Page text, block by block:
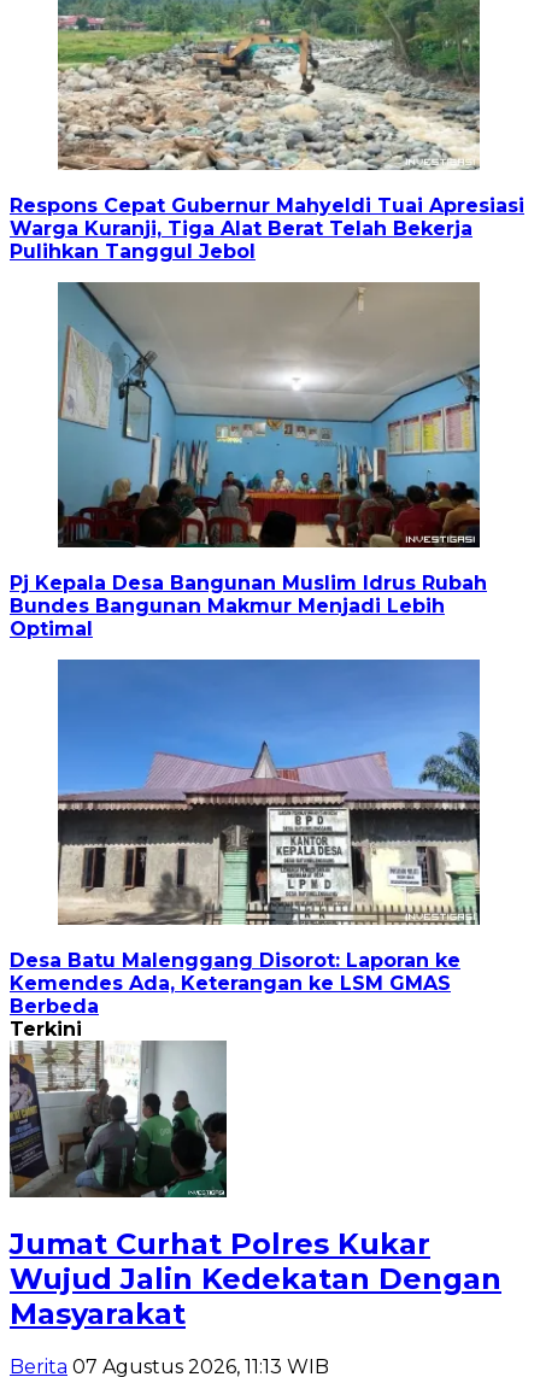
Respons Cepat Gubernur Mahyeldi Tuai Apresiasi
Warga Kuranji, Tiga Alat Berat Telah Bekerja
Pulihkan Tanggul Jebol
Pj Kepala Desa Bangunan Muslim Idrus Rubah
Bundes Bangunan Makmur Menjadi Lebih
Optimal
Desa Batu Malenggang Disorot: Laporan ke
Kemendes Ada, Keterangan ke LSM GMAS
Berbeda
Terkini
Jumat Curhat Polres Kukar
Wujud Jalin Kedekatan Dengan
Masyarakat
Berita 07 Agustus 2026, 11:13 WIB